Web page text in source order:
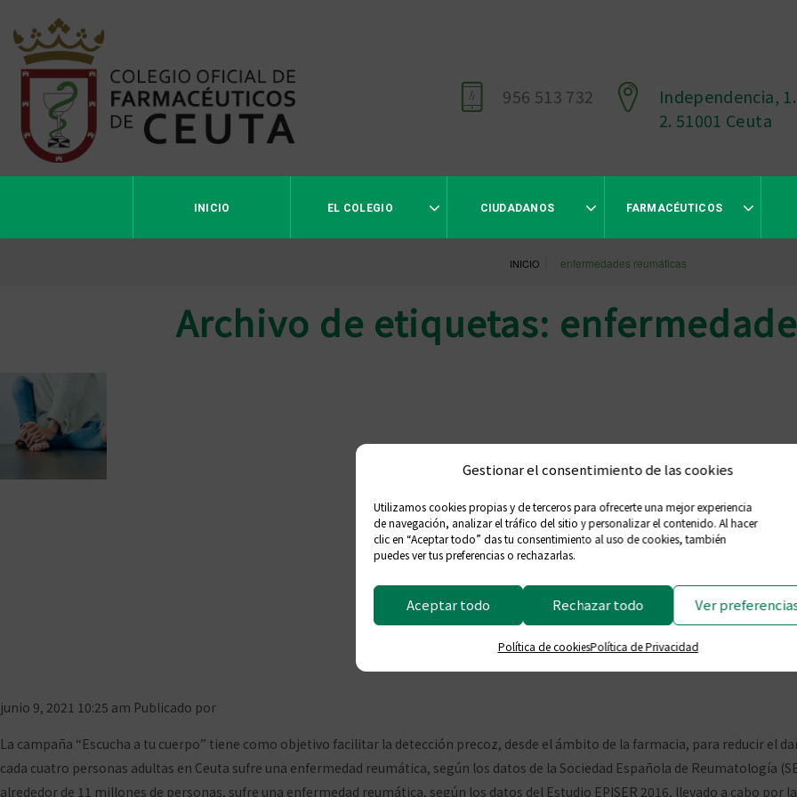
Gestionar el consentimiento de las cookies
Utilizamos cookies propias y de terceros para ofrecerte una mejor experiencia
de navegación, analizar el tráfico del sitio y personalizar el contenido. Al hacer
clic en “Aceptar todo” das tu consentimiento al uso de cookies, también
puedes ver tus preferencias o rechazarlas.
Aceptar todo Rechazar todo Ver
Política de cookiesPolítica de Privacidad
956 513 732
Independencia,
2. 51001 Ceuta
INICIO EL COLEGIO CIUDADANOS FARMACÉUTICOS
INICIO enfermedades reumáticas
Archivo de etiquetas:
Farmacias ceutíes se unen a una
diagnóstico precoz de las enfermedades
visibilidad entre la
junio 9, 2021 10:25 am Publicado por
La campaña “Escucha a tu cuerpo” tiene como objetivo facilitar la detección precoz, desde el ámbito de la farmacia, para reducir el
cada cuatro personas adultas en Ceuta sufre una enfermedad reumática, según los datos de la Sociedad Española de Reumatología
alrededor de 11 millones de personas, sufre una enfermedad reumática, según los datos del Estudio EPISER 2016, llevado a cabo por